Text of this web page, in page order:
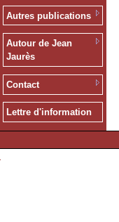
Autres publications
Autour de Jean
Jaurès
Contact
Lettre d'information